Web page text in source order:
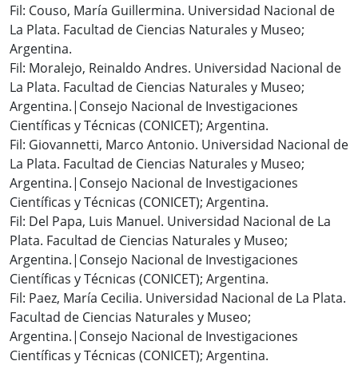
Fil: Couso, María Guillermina. Universidad Nacional de
La Plata. Facultad de Ciencias Naturales y Museo;
Argentina.
Fil: Moralejo, Reinaldo Andres. Universidad Nacional de
La Plata. Facultad de Ciencias Naturales y Museo;
Argentina.|Consejo Nacional de Investigaciones
Científicas y Técnicas (CONICET); Argentina.
Fil: Giovannetti, Marco Antonio. Universidad Nacional de
La Plata. Facultad de Ciencias Naturales y Museo;
Argentina.|Consejo Nacional de Investigaciones
Científicas y Técnicas (CONICET); Argentina.
Fil: Del Papa, Luis Manuel. Universidad Nacional de La
Plata. Facultad de Ciencias Naturales y Museo;
Argentina.|Consejo Nacional de Investigaciones
Científicas y Técnicas (CONICET); Argentina.
Fil: Paez, María Cecilia. Universidad Nacional de La Plata.
Facultad de Ciencias Naturales y Museo;
Argentina.|Consejo Nacional de Investigaciones
Científicas y Técnicas (CONICET); Argentina.